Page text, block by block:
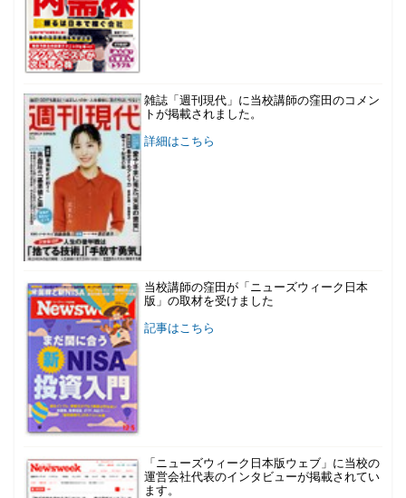
雑誌「週刊現代」に当校講師の窪田のコメン
トが掲載されました。
詳細はこちら
当校講師の窪田が「ニューズウィーク日本
版」の取材を受けました
記事はこちら
「ニューズウィーク日本版ウェブ」に当校の
運営会社代表のインタビューが掲載されてい
ます。